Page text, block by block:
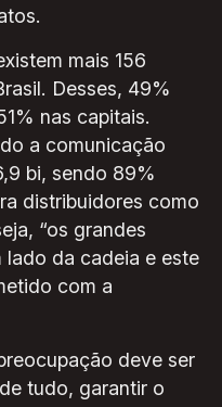
mais 156
Desses, 49%
nas capitais.
a comunicação
bi, sendo 89%
distribuidores como
“os grandes
lado da cadeia e este
com a
deve ser
tudo, garantir o